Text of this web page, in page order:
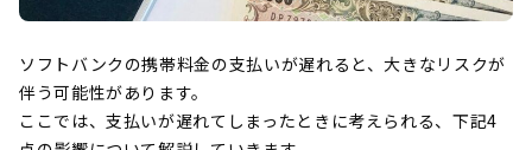
ソフトバンクの携帯料金の支払いが遅れると、大きなリスクが
伴う可能性があります。
ここでは、支払いが遅れてしまったときに考えられる、下記4